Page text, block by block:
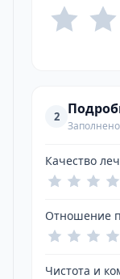
2
Качество
Отношение
Чистота и